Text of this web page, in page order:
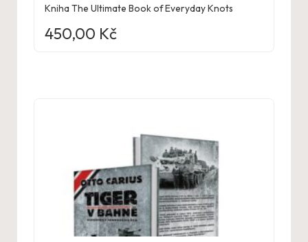
Kniha The Ultimate Book of Everyday Knots
450,00 Kč